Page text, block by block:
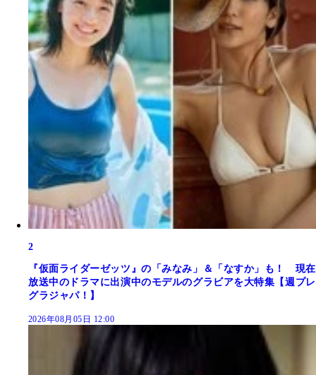
2
『仮面ライダーゼッツ』の「みなみ」＆「なすか」も！ 現在
放送中のドラマに出演中のモデルのグラビアを大特集【週プレ
グラジャパ！】
2026年08月05日 12:00